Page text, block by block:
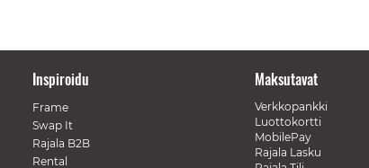
Inspiroidu
Frame
Swap It
Rajala B2B
Rental
Maksutavat
Verkkopankki
Luottokortti
MobilePay
Rajala Lasku